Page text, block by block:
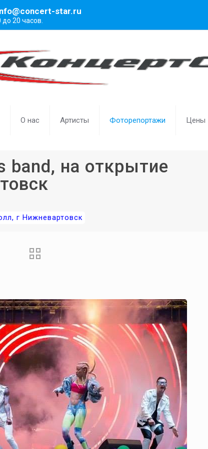
star.ru
до 20 часов.
О нас Артисты Фоторепортажи Цены
band, на открытие
г Нижневартовск